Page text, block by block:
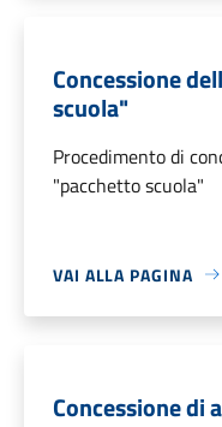
Concessione
scuola"
Procedimento di
"pacchetto scuola"
VAI ALLA PAGINA
Concessione di